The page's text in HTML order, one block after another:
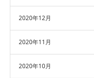
2020年12月
2020年11月
2020年10月